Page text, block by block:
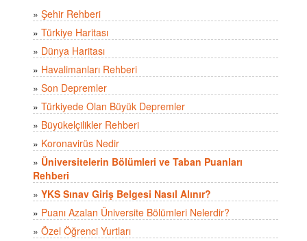
» Şehir Rehberi
» Türkiye Haritası
» Dünya Haritası
» Havalimanları Rehberi
» Son Depremler
» Türkiyede Olan Büyük Depremler
» Büyükelçilikler Rehberi
» Koronavirüs Nedir
» Üniversitelerin Bölümleri ve Taban Puanları
Rehberi
» YKS Sınav Giriş Belgesi Nasıl Alınır?
» Puanı Azalan Üniversite Bölümleri Nelerdir?
» Özel Öğrenci Yurtları